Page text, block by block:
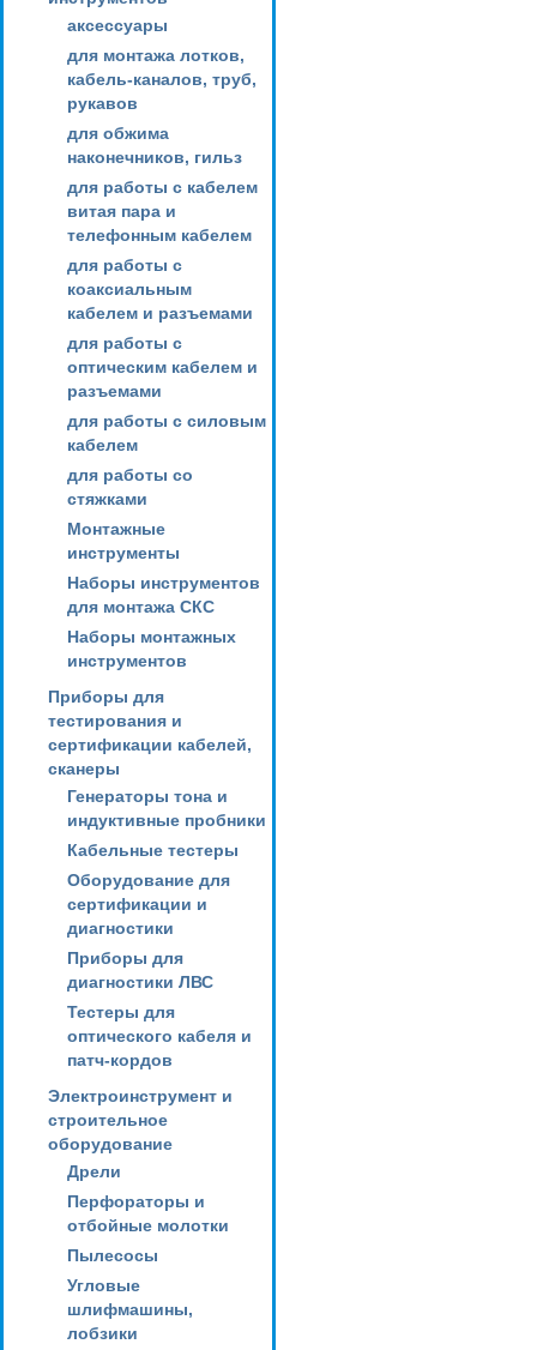
аксессуары
для монтажа лотков,
кабель-каналов, труб,
рукавов
для обжима
наконечников, гильз
для работы с кабелем
витая пара и
телефонным кабелем
для работы с
коаксиальным
кабелем и разъемами
для работы с
оптическим кабелем и
разъемами
для работы с силовым
кабелем
для работы со
стяжками
Монтажные
инструменты
Наборы инструментов
для монтажа СКС
Наборы монтажных
инструментов
Приборы для
тестирования и
сертификации кабелей,
сканеры
Генераторы тона и
индуктивные пробники
Кабельные тестеры
Оборудование для
сертификации и
диагностики
Приборы для
диагностики ЛВС
Тестеры для
оптического кабеля и
патч-кордов
Электроинструмент и
строительное
оборудование
Дрели
Перфораторы и
отбойные молотки
Пылесосы
Угловые
шлифмашины,
лобзики